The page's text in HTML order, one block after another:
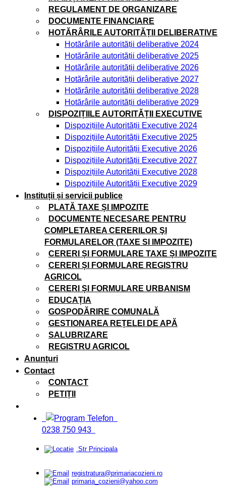
REGULAMENT DE ORGANIZARE
DOCUMENTE FINANCIARE
HOTĂRÂRILE AUTORITĂȚII DELIBERATIVE
Hotărârile autorității deliberative 2024
Hotărârile autorității deliberative 2025
Hotărârile autorității deliberative 2026
Hotărârile autorității deliberative 2027
Hotărârile autorității deliberative 2028
Hotărârile autorității deliberative 2029
DISPOZIȚIILE AUTORITĂȚII EXECUTIVE
Dispozițiile Autorității Executive 2024
Dispozițiile Autorității Executive 2025
Dispozițiile Autorității Executive 2026
Dispozițiile Autorității Executive 2027
Dispozițiile Autorității Executive 2028
Dispozițiile Autorității Executive 2029
Instituții și servicii publice
PLATĂ TAXE ȘI IMPOZITE
DOCUMENTE NECESARE PENTRU
COMPLETAREA CERERILOR ŞI
FORMULARELOR (TAXE SI IMPOZITE)
CERERI ȘI FORMULARE TAXE ȘI IMPOZITE
CERERI ȘI FORMULARE REGISTRU
AGRICOL
CERERI ȘI FORMULARE URBANISM
EDUCAȚIA
GOSPODĂRIRE COMUNALĂ
GESTIONAREA REȚELEI DE APĂ
SALUBRIZARE
REGISTRU AGRICOL
Anunțuri
Contact
CONTACT
PETIȚII
Telefon
0238 750 943
Str Principala
registratura@primariacozieni.ro
primaria_cozieni@yahoo.com